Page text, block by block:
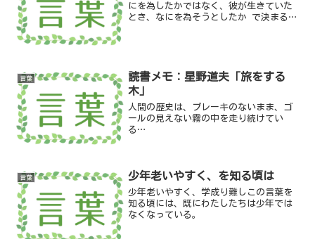
にを為したかではなく、彼が生きていた
とき、なにを為そうとしたか で決まるの
言葉
読書メモ：星野道夫「旅をする
木」
人間の歴史は、ブレーキのないまま、ゴ
ールの見えない霧の中を走り続けてい
る…
言葉 少年老いやすく、を知る頃は
少年老いやすく、学成り難しこの言葉を
知る頃には、既にわたしたちは少年では
なくなっている。